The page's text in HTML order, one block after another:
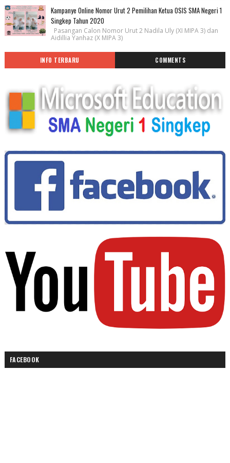
Kampanye Online Nomor Urut 2 Pemilihan Ketua OSIS SMA Negeri 1
Singkep Tahun 2020
Pasangan Calon Nomor Urut 2 Nadila Uly (XI MIPA 3) dan
Aidillia Yanhaz (X MIPA 3)
INFO TERBARU COMMENTS
FACEBOOK